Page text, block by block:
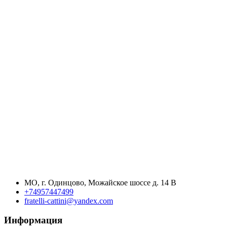
МО, г. Одинцово, Можайское шоссе д. 14 В
+74957447499
fratelli-cattini@yandex.com
Информация